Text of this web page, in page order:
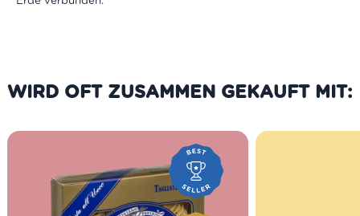
WIRD OFT ZUSAMMEN GEKAUFT MIT: